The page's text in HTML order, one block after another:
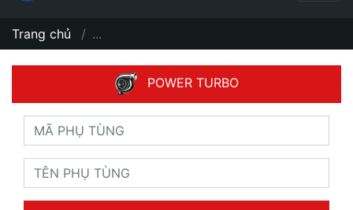
Trang chủ ...
POWER TURBO